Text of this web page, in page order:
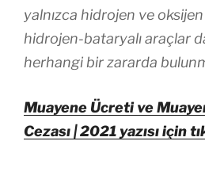
yalnızca hidrojen ve oksijen
hidrojen-bataryalı araçlar
herhangi bir zararda
Muayene Ücreti ve
Cezası | 2021 yazısı için